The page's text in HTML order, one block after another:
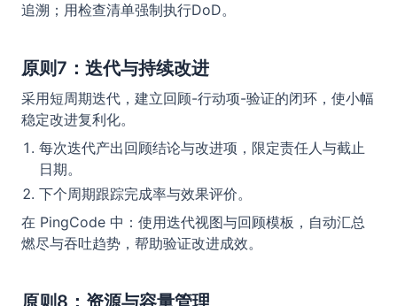
追溯；用检查清单强制执行DoD。
原则7：迭代与持续改进
采用短周期迭代，建立回顾-行动项-验证的闭环，使小幅
稳定改进复利化。
每次迭代产出回顾结论与改进项，限定责任人与截止
日期。
下个周期跟踪完成率与效果评价。
在 PingCode 中：使用迭代视图与回顾模板，自动汇总
燃尽与吞吐趋势，帮助验证改进成效。
原则8：资源与容量管理